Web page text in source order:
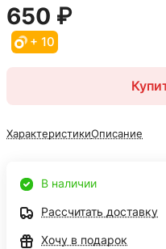
650 ₽
+ 10
ХарактеристикиОписание
В наличии
Рассчитать доставку
Хочу в подарок